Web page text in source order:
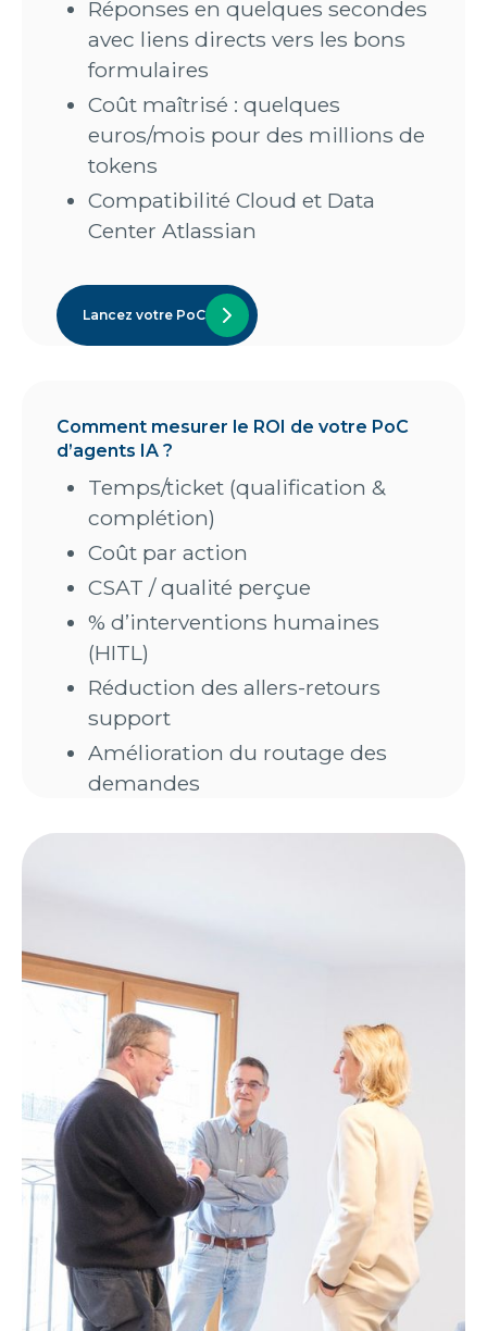
Réponses en quelques secondes
avec liens directs vers les bons
formulaires
Coût maîtrisé : quelques
euros/mois pour des millions de
tokens
Compatibilité Cloud et Data
Center Atlassian
Lancez votre PoC
Comment mesurer le ROI de votre PoC
d’agents IA ?
Temps/ticket (qualification &
complétion)
Coût par action
CSAT / qualité perçue
% d’interventions humaines
(HITL)
Réduction des allers-retours
support
Amélioration du routage des
demandes